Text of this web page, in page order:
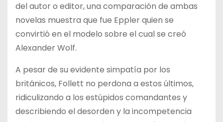
del autor o editor, una comparación de ambas
novelas muestra que fue Eppler quien se
convirtió en el modelo sobre el cual se creó
Alexander Wolf.
A pesar de su evidente simpatía por los
británicos, Follett no perdona a estos últimos,
ridiculizando a los estúpidos comandantes y
describiendo el desorden y la incompetencia